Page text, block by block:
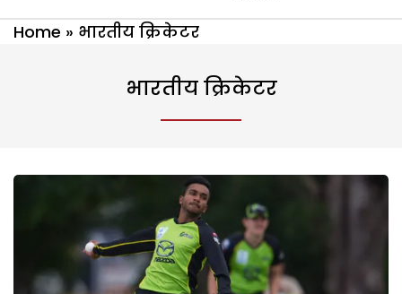
Home » भारतीय क्रिकेटर
भारतीय क्रिकेटर